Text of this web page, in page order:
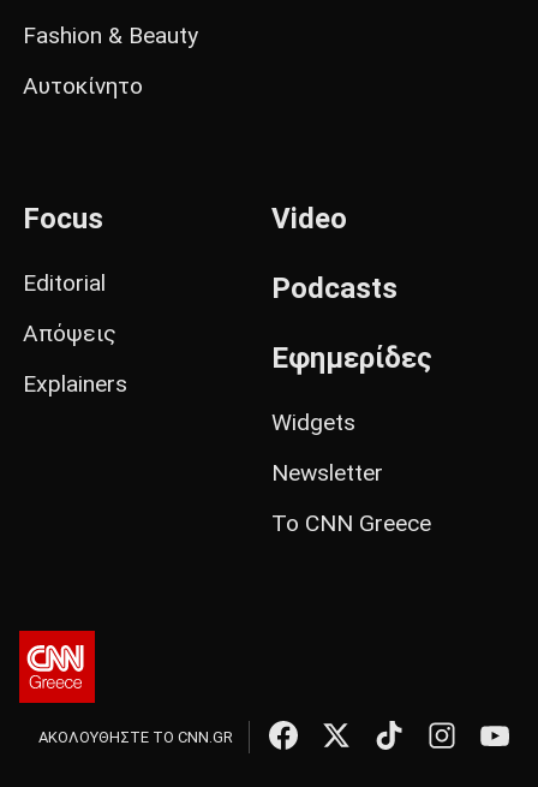
Fashion & Beauty
Αυτοκίνητο
Focus
Editorial
Απόψεις
Explainers
Video
Podcasts
Εφημερίδες
Widgets
Newsletter
Το CNN Greece
ΑΚΟΛΟΥΘΗΣΤΕ ΤΟ CNN.GR